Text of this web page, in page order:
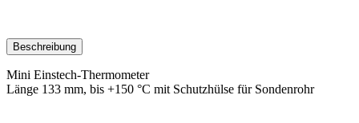
Beschreibung
Mini Einstech-Thermometer
Länge 133 mm, bis +150 °C mit Schutzhülse für Sondenrohr